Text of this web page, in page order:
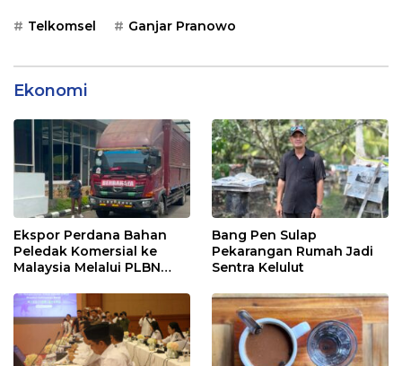
Telkomsel Ganjar Pranowo
Ekonomi
Ekspor Perdana Bahan
Peledak Komersial ke
Malaysia Melalui PLBN
Bang Pen Sulap
Pekarangan Rumah Jadi
Sentra Kelulut